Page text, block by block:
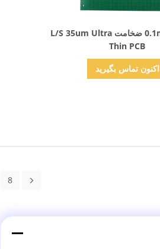
0.1mm 0.4mm ضخامت L/S 35um Ultra
Thin PCB
اکنون تماس بگیرید
8